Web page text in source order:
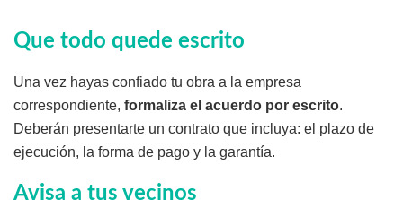
Que todo quede escrito
Una vez hayas confiado tu obra a la empresa
correspondiente, formaliza el acuerdo por escrito.
Deberán presentarte un contrato que incluya: el plazo de
ejecución, la forma de pago y la garantía.
Avisa a tus vecinos